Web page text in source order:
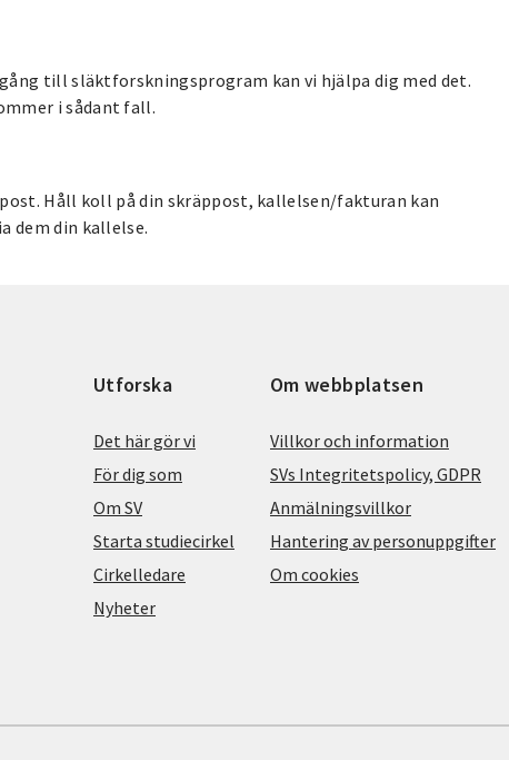
till släktforskningsprogram kan vi hjälpa dig med det.
i sådant fall.
Håll koll på din skräppost, kallelsen/fakturan kan
dem din kallelse.
Utforska
Det här gör vi
För dig som
Om SV
Starta studiecirkel
Cirkelledare
Nyheter
Om webbplatsen
Villkor och information
SVs Integritetspolicy, GDPR
Anmälningsvillkor
Hantering av personuppgifter
Om cookies